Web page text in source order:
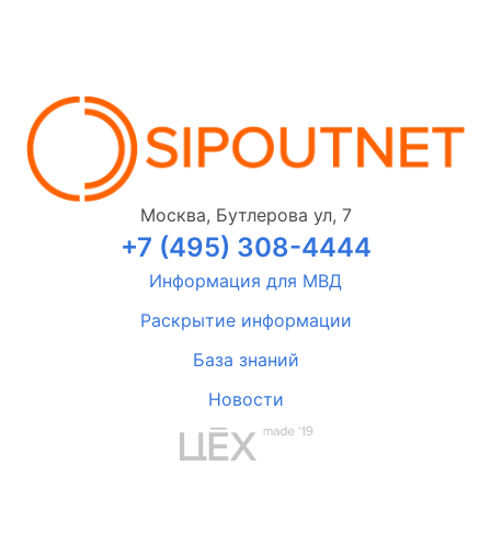
Москва, Бутлерова ул, 7
+7 (495) 308-4444
Информация для МВД
Раскрытие информации
База знаний
Новости